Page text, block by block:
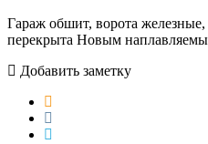
Гараж обшит, ворота
перекрыта Новым
Добавить заметку